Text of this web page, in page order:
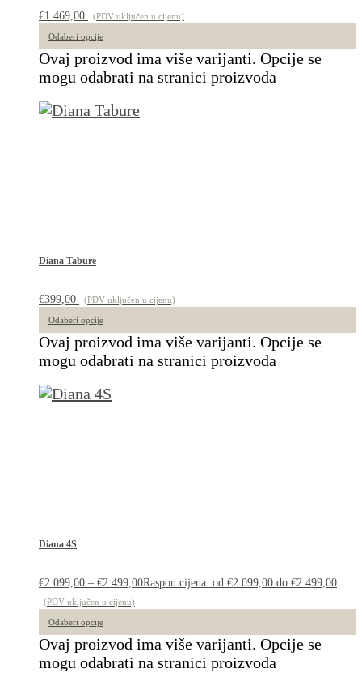
€1.469,00 (PDV uključen u cijenu)
Odaberi opcije
Ovaj proizvod ima više varijanti. Opcije se
mogu odabrati na stranici proizvoda
Diana Tabure
€399,00 (PDV uključen u cijenu)
Odaberi opcije
Ovaj proizvod ima više varijanti. Opcije se
mogu odabrati na stranici proizvoda
Diana 4S
€2.099,00 – €2.499,00Raspon cijena: od €2.099,00 do €2.499,00
(PDV uključen u cijenu)
Odaberi opcije
Ovaj proizvod ima više varijanti. Opcije se
mogu odabrati na stranici proizvoda